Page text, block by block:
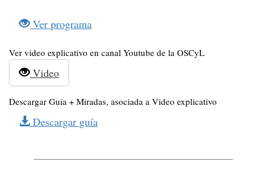
Ver programa
Ver video explicativo en canal Youtube de la OSCyL
Video
Descargar Guía + Miradas, asociada a Video explicativo
Descargar guía